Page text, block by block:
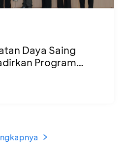
Daya Saing
Program